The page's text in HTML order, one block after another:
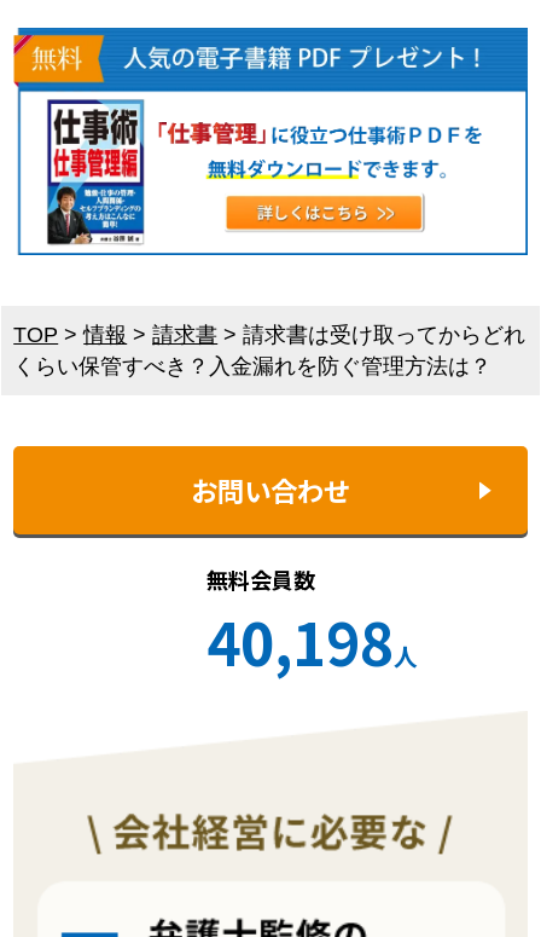
TOP >情報 >請求書 >請求書は受け取ってからどれ
くらい保管すべき？入金漏れを防ぐ管理方法は？
お問い合わせ
無料会員数
40,198人